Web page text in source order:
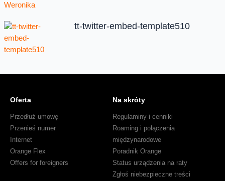
tt-twitter-embed-template510
Oferta
Przedłuż umowę
Przenieś numer
Internet
Orange Flex
Offers for foreigners
Na skróty
Regulaminy i cenniki
Roaming i połączenia
międzynarodowe
Poradnik Orange
Status urządzenia na raty
Zgłoś niebezpieczne treści